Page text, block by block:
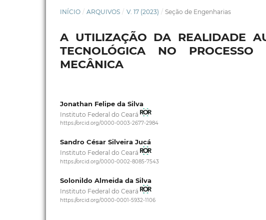
INÍCIO / ARQUIVOS / V. 17 (2023) / Seção de Engenharias
A UTILIZAÇÃO DA REALIDADE
TECNOLÓGICA NO
MECÂNICA
Jonathan Felipe da Silva
Instituto Federal do Ceará
https://orcid.org/0000-0003-2677-2984
Sandro César Silveira Jucá
Instituto Federal do Ceará
https://orcid.org/0000-0002-8085-7543
Solonildo Almeida da Silva
Instituto Federal do Ceará
https://orcid.org/0000-0001-5932-1106